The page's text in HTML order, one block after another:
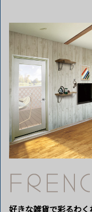
好きな雑貨で彩るわ